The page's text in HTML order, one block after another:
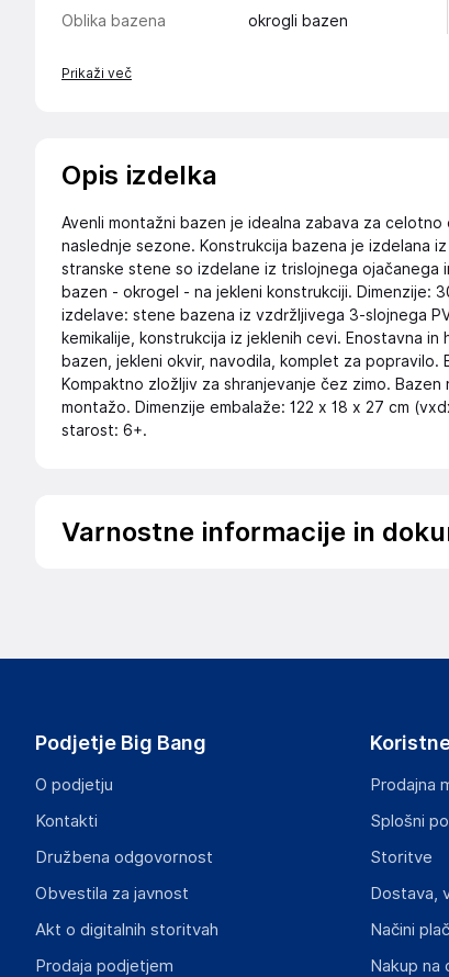
Oblika bazena okrogli bazen
Prikaži več
Opis izdelka
Avenli montažni bazen je idealna zabava za
naslednje sezone. Konstrukcija bazena je izdelana
stranske stene so izdelane iz trislojnega ojačanega
bazen - okrogel - na jekleni konstrukciji. Dimenzije:
izdelave: stene bazena iz vzdržljivega 3-slojnega
kemikalije, konstrukcija iz jeklenih cevi. Enostavna
bazen, jekleni okvir, navodila, komplet za
Kompaktno zložljiv za shranjevanje čez zimo.
montažo. Dimenzije embalaže: 122 x 18 x 27 cm
starost: 6+.
Varnostne informacije in
geral@bighub.store
Gospodarski subjekt s sedežem v EU, ki zagotavlja
21003
Spain
Podjetje Big Bang
O podjetju
Kontakti
Družbena odgovornost
Obvestila za javnost
Akt o digitalnih storitvah
Prodaja podjetjem
Prodajna
Splošni
Storitve
Dostava,
Načini
Nakup na